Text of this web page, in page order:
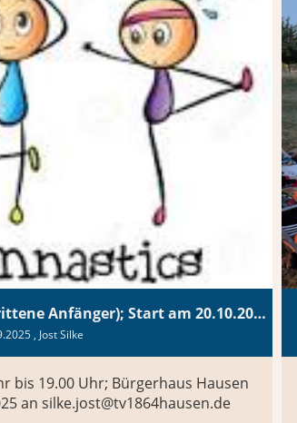
Neuer Step-Kurs (f. fortgeschrittene Anfänger); Start am 20.10.2025; 10 Stunden
, Jost Silke
bis 19.00 Uhr; Bürgerhaus Hausen
an silke.jost@tv1864hausen.de